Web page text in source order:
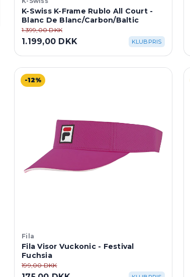
K-Swiss K-Frame Rublo All Court -
Blanc De Blanc/Carbon/Baltic
1.399,00 DKK
1.199,00 DKK KLUBPRIS
-12%
Fila
Fila Visor Vuckonic - Festival
Fuchsia
199,00 DKK